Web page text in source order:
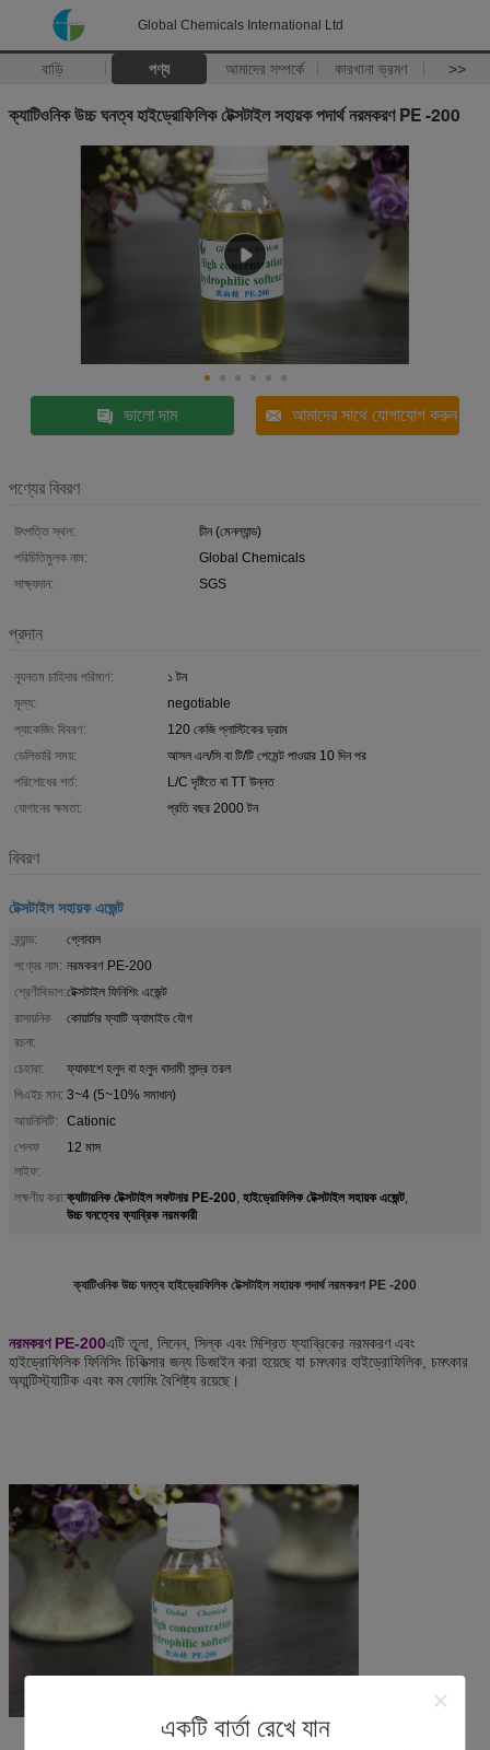
Global Chemicals International Ltd
বাড়ি পণ্য আমাদের সম্পর্কে কারখানা ভ্রমণ >>
একটি বার্তা রেখে যান
ক্যাটিওনিক উচ্চ ঘনত্ব হাইড্রোফিলিক টেক্সটাইল সহায়ক পদার্থ নরমকরণ PE -200
ভালো দাম আমাদের সাথে যোগাযোগ করুন
পণ্যের বিবরণ
উৎপত্তি স্থল:
চীন (মেনল্যান্ড)
পরিচিতিমুলক নাম:
Global Chemicals
সাক্ষ্যদান:
SGS
প্রদান
ন্যূনতম চাহিদার পরিমাণ:
১ টন
মূল্য:
negotiable
প্যাকেজিং বিবরণ:
120 কেজি প্লাস্টিকের ড্রাম
ডেলিভারি সময়:
আসল এল/সি বা টি/টি পেমেন্ট পাওয়ার 10 দিন পর
পরিশোধের শর্ত:
L/C দৃষ্টিতে বা TT উন্নত
যোগানের ক্ষমতা:
প্রতি বছর 2000 টন
বিবরণ
টেক্সটাইল সহায়ক এজেন্ট
ব্র্যান্ড:
গ্লোবাল
পণ্যের নাম: নরমকরণ PE-200
শ্রেণীবিভাগ:টেক্সটাইল ফিনিশিং এজেন্ট
রাসায়নিক
রচনা:
কোয়ার্টার ফ্যাটি অ্যামাইড যৌগ
চেহারা:
ফ্যাকাশে হলুদ বা হলুদ বাদামী সান্দ্র তরল
পিএইচ মান: 3~4 (5~10% সমাধান)
আয়নিসিটি:
Cationic
শেলফ
লাইফ:
12 মাস
লক্ষণীয় করা:ক্যাটায়নিক টেক্সটাইল সফটনার PE-200, হাইড্রোফিলিক টেক্সটাইল সহায়ক এজেন্ট,
উচ্চ ঘনত্বের ফ্যাব্রিক নরমকারী
ক্যাটিওনিক উচ্চ ঘনত্ব হাইড্রোফিলিক টেক্সটাইল সহায়ক পদার্থ নরমকরণ PE -200
নরমকরণ PE-200এটি তুলা, লিনেন, সিল্ক এবং মিশ্রিত ফ্যাব্রিকের নরমকরণ এবং
হাইড্রোফিলিক ফিনিসিং চিকিত্সার জন্য ডিজাইন করা হয়েছে যা চমৎকার হাইড্রোফিলিক, চমৎকার
অ্যান্টিস্ট্যাটিক এবং কম ফোমিং বৈশিষ্ট্য রয়েছে।